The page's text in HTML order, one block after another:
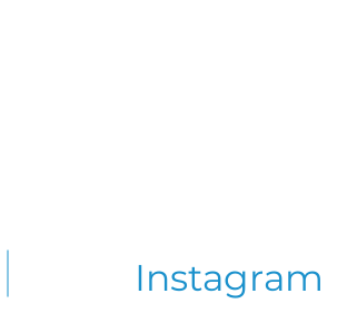
Instagram